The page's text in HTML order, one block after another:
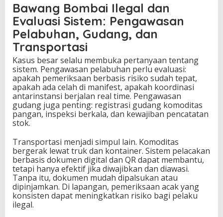
Bawang Bombai Ilegal dan
Evaluasi Sistem: Pengawasan
Pelabuhan, Gudang, dan
Transportasi
Kasus besar selalu membuka pertanyaan tentang
sistem. Pengawasan pelabuhan perlu evaluasi:
apakah pemeriksaan berbasis risiko sudah tepat,
apakah ada celah di manifest, apakah koordinasi
antarinstansi berjalan real time. Pengawasan
gudang juga penting: registrasi gudang komoditas
pangan, inspeksi berkala, dan kewajiban pencatatan
stok.
Transportasi menjadi simpul lain. Komoditas
bergerak lewat truk dan kontainer. Sistem pelacakan
berbasis dokumen digital dan QR dapat membantu,
tetapi hanya efektif jika diwajibkan dan diawasi.
Tanpa itu, dokumen mudah dipalsukan atau
dipinjamkan. Di lapangan, pemeriksaan acak yang
konsisten dapat meningkatkan risiko bagi pelaku
ilegal.